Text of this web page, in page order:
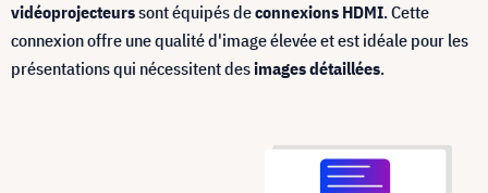
vidéoprojecteurssont équipés deconnexions HDMI. Cette
connexion offre une qualité d'image élevée et est idéale pour les
présentations qui nécessitent desimages détaillées.